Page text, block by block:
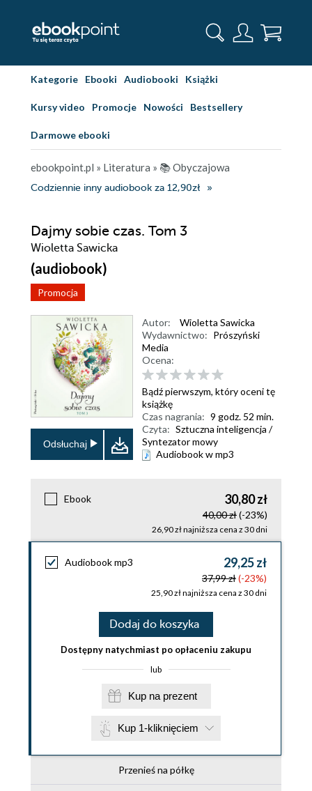
Kategorie Ebooki Audiobooki Książki
Kursy video Promocje Nowości Bestsellery
Darmowe ebooki
ebookpoint.pl » Literatura » 📚 Obyczajowa
Codziennie inny audiobook za 12,90zł
Dajmy sobie czas. Tom 3
Wioletta Sawicka
(audiobook)
Promocja
Odsłuchaj
Autor:
Wioletta Sawicka
Wydawnictwo: Prószyński
Media
Ocena:
Bądź pierwszym, który oceni tę
książkę
Czas nagrania: 9 godz. 52 min.
Czyta: Sztuczna inteligencja /
Syntezator mowy
Audiobook w mp3
Ebook 30,80 zł
40,00 zł(-23%)
26,90 zł najniższa cena z 30 dni
Audiobook mp3 29,25 zł
37,99 zł(-23%)
25,90 zł najniższa cena z 30 dni
Dodaj do koszyka
Dostępny natychmiast po opłaceniu zakupu
lub
Kup na prezent
Kup 1-kliknięciem
Przenieś na półkę